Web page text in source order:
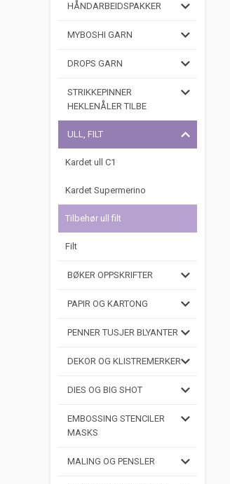
HÅNDARBEIDSPAKKER
MYBOSHI GARN
DROPS GARN
STRIKKEPINNER
HEKLENÅLER TILBE
ULL, FILT
Kardet ull C1
Kardet Supermerino
Tilbehør ull filt
Filt
BØKER OPPSKRIFTER
PAPIR OG KARTONG
PENNER TUSJER BLYANTER
DEKOR OG KLISTREMERKER
DIES OG BIG SHOT
EMBOSSING STENCILER
MASKS
MALING OG PENSLER